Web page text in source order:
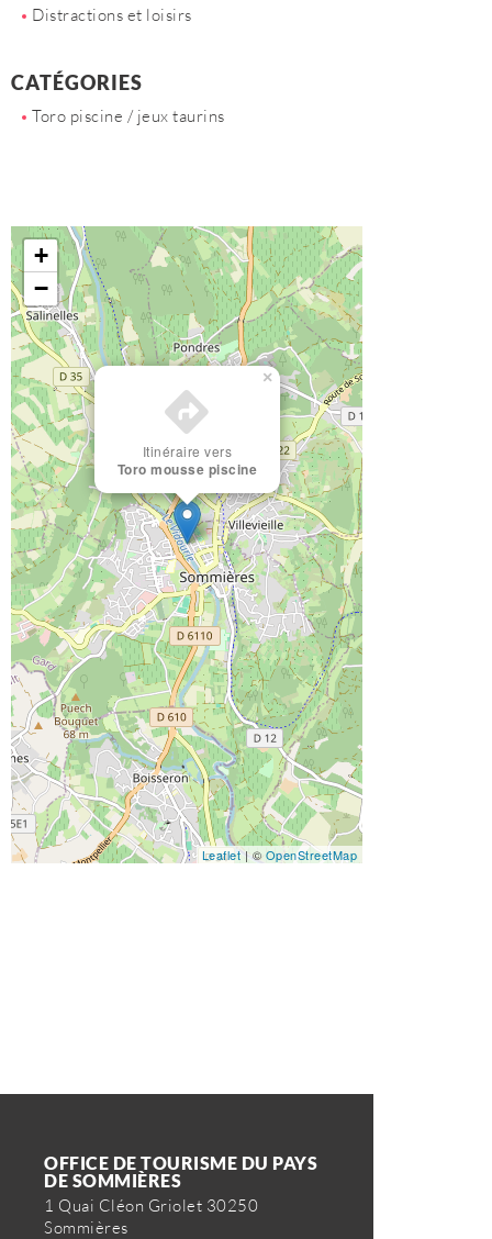
Distractions et loisirs
CATÉGORIES
Toro piscine / jeux taurins
Itinéraire vers
Toro mousse piscine
×
+
−
Leaflet| ©OpenStreetMap
OFFICE DE TOURISME DU PAYS
DE SOMMIÈRES
1 Quai Cléon Griolet 30250
Sommières